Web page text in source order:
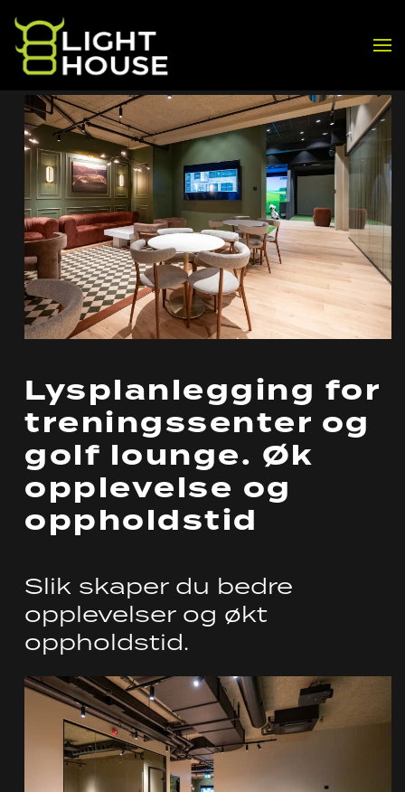
Skip to main content
Lysplanlegging for
treningssenter og
golf lounge. Øk
opplevelse og
oppholdstid
Slik skaper du bedre
opplevelser og økt
oppholdstid.